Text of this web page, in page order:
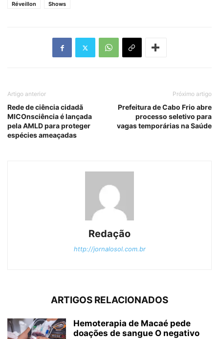
Réveillon
Shows
Artigo anterior
Rede de ciência cidadã
MICOnsciência é lançada
pela AMLD para proteger
espécies ameaçadas
Próximo artigo
Prefeitura de Cabo Frio abre
processo seletivo para
vagas temporárias na Saúde
Redação
http://jornalosol.com.br
ARTIGOS RELACIONADOS
Hemoterapia de Macaé pede
doações de sangue O negativo